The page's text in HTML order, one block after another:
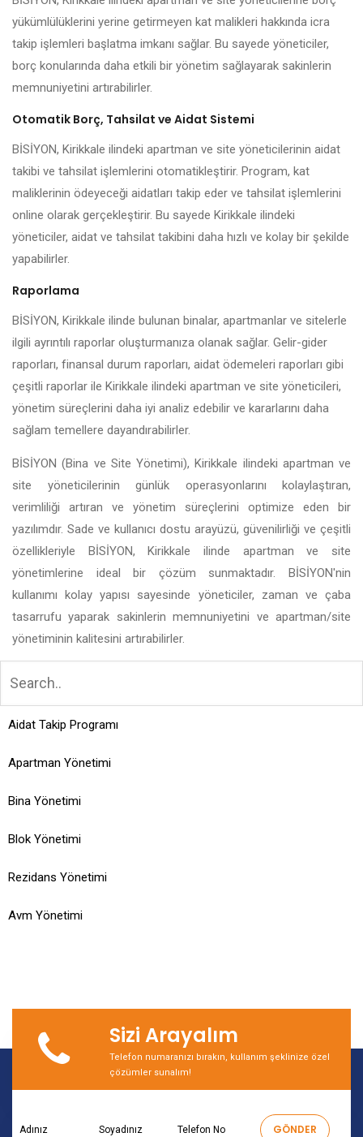
yükümlülüklerini yerine getirmeyen kat malikleri hakkında icra
takip işlemleri başlatma imkanı sağlar. Bu sayede yöneticiler,
borç konularında daha etkili bir yönetim sağlayarak sakinlerin
memnuniyetini artırabilirler.
Otomatik Borç, Tahsilat ve Aidat Sistemi
BİSİYON, Kirikkale ilindeki apartman ve site yöneticilerinin aidat
takibi ve tahsilat işlemlerini otomatikleştirir. Program, kat
maliklerinin ödeyeceği aidatları takip eder ve tahsilat işlemlerini
online olarak gerçekleştirir. Bu sayede Kirikkale ilindeki
yöneticiler, aidat ve tahsilat takibini daha hızlı ve kolay bir şekilde
yapabilirler.
Raporlama
BİSİYON, Kirikkale ilinde bulunan binalar, apartmanlar ve sitelerle
ilgili ayrıntılı raporlar oluşturmanıza olanak sağlar. Gelir-gider
raporları, finansal durum raporları, aidat ödemeleri raporları gibi
çeşitli raporlar ile Kirikkale ilindeki apartman ve site yöneticileri,
yönetim süreçlerini daha iyi analiz edebilir ve kararlarını daha
sağlam temellere dayandırabilirler.
BİSİYON (Bina ve Site Yönetimi), Kirikkale ilindeki apartman ve
site yöneticilerinin günlük operasyonlarını kolaylaştıran,
verimliliği artıran ve yönetim süreçlerini optimize eden bir
yazılımdır. Sade ve kullanıcı dostu arayüzü, güvenilirliği ve çeşitli
özellikleriyle BİSİYON, Kirikkale ilinde apartman ve site
yönetimlerine ideal bir çözüm sunmaktadır. BİSİYON'nin
kullanımı kolay yapısı sayesinde yöneticiler, zaman ve çaba
tasarrufu yaparak sakinlerin memnuniyetini ve apartman/site
yönetiminin kalitesini artırabilirler.
Aidat Takip Programı
Apartman Yönetimi
Bina Yönetimi
Blok Yönetimi
Rezidans Yönetimi
Avm Yönetimi
Sizi Arayalım
Telefon numaranızı bırakın, kullanım şeklinize özel
çözümler sunalım!